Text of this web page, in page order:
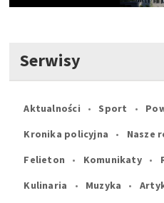
Serwisy
Aktualności Sport
Kronika policyjna
Nasze
Felieton
Komunikaty
Kulinaria
Muzyka